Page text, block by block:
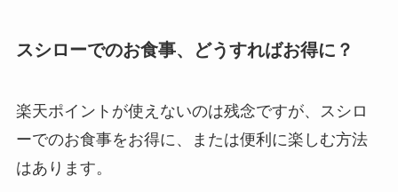
スシローでのお食事、どうすればお得に？
楽天ポイントが使えないのは残念ですが、スシロ
ーでのお食事をお得に、または便利に楽しむ方法
はあります。